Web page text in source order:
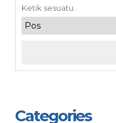
Categories